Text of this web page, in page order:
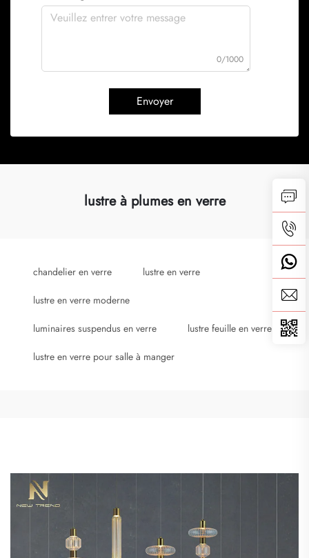
0/1000
Envoyer
lustre à plumes en verre
chandelier en verre lustre en verre
lustre en verre moderne
luminaires suspendus en verre lustre feuille en verre
lustre en verre pour salle à manger